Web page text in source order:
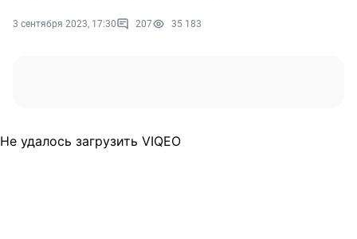
3 сентября 2023, 17:30 207 35 183
Не удалось загрузить VIQEO